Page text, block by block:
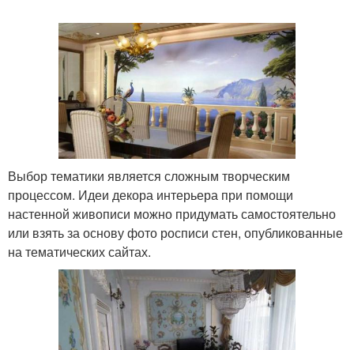
Выбор тематики является сложным творческим
процессом. Идеи декора интерьера при помощи
настенной живописи можно придумать самостоятельно
или взять за основу фото росписи стен, опубликованные
на тематических сайтах.